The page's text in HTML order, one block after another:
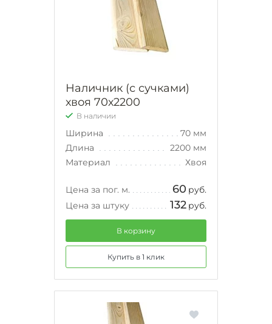
Наличник (с сучками)
хвоя 70х2200
В наличии
Ширина
70 мм
Длина
2200 мм
Материал
Хвоя
Цена за пог. м. 60 руб.
Цена за штуку
132 руб.
В корзину
Купить в 1 клик